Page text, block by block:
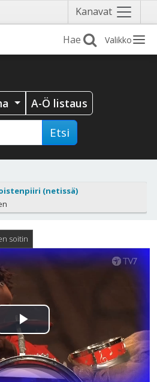
Kanavat Näytä
valikko
Valikko
A-Ö listaus
Etsi
(netissä)
soitin
Toista
Video